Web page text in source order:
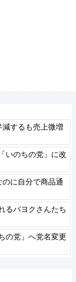
減するも売上微増
いのちの党」に改
のに自分で商品通
るパヨクさんたち
の党」へ党名変更